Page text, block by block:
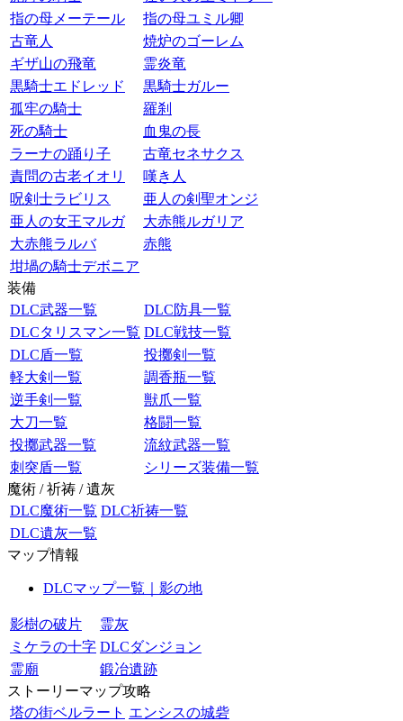
指の母メーテール
指の母ユミル卿
古竜人
焼炉のゴーレム
ギザ山の飛竜
霊炎竜
黒騎士エドレッド
黒騎士ガルー
孤牢の騎士
羅刹
死の騎士
血鬼の長
ラーナの踊り子
古竜セネサクス
責問の古老イオリ
嘆き人
呪剣士ラビリス
亜人の剣聖オンジ
亜人の女王マルガ
大赤熊ルガリア
大赤熊ラルバ
赤熊
坩堝の騎士デボニア
装備
DLC武器一覧
DLC防具一覧
DLCタリスマン一覧 DLC戦技一覧
DLC盾一覧
投擲剣一覧
軽大剣一覧
調香瓶一覧
逆手剣一覧
獣爪一覧
大刀一覧
格闘一覧
投擲武器一覧
流紋武器一覧
刺突盾一覧
シリーズ装備一覧
魔術 / 祈祷 / 遺灰
DLC魔術一覧 DLC祈祷一覧
DLC遺灰一覧
マップ情報
DLCマップ一覧｜影の地
影樹の破片
霊灰
ミケラの十字 DLCダンジョン
霊廟
鍛冶遺跡
ストーリーマップ攻略
塔の街ベルラート エンシスの城砦